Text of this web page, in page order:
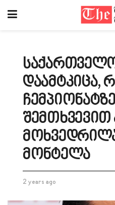
დაამტკიცა,
ჩემპიონატზე
შემთხვევით
მონტელა
2 years ago